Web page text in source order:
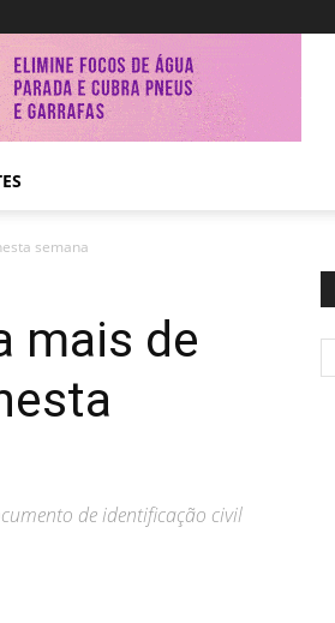
semana
mais de
de identificação civil